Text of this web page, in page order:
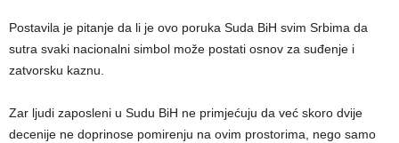
Postavila je pitanje da li je ovo poruka Suda BiH svim Srbima da
sutra svaki nacionalni simbol može postati osnov za suđenje i
zatvorsku kaznu.
Zar ljudi zaposleni u Sudu BiH ne primjećuju da već skoro dvije
decenije ne doprinose pomirenju na ovim prostorima, nego samo